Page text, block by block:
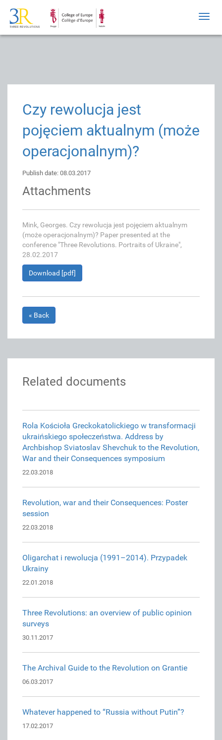
Czy rewolucja jest
pojęciem aktualnym (może
operacjonalnym)?
Publish date: 08.03.2017
Attachments
Mink, Georges. Czy rewolucja jest pojęciem aktualnym
(może operacjonalnym)? Paper presented at the
conference "Three Revolutions. Portraits of Ukraine",
28.02.2017
Download [pdf]
« Back
Related documents
Rola Kościoła Greckokatolickiego w transformacji
ukraińskiego społeczeństwa. Address by
Archbishop Sviatoslav Shevchuk to the Revolution,
War and their Consequences symposium
22.03.2018
Revolution, war and their Consequences: Poster
session
22.03.2018
Oligarchat i rewolucja (1991–2014). Przypadek
Ukrainy
22.01.2018
Three Revolutions: an overview of public opinion
surveys
30.11.2017
The Archival Guide to the Revolution on Grantie
06.03.2017
Whatever happened to “Russia without Putin”?
17.02.2017